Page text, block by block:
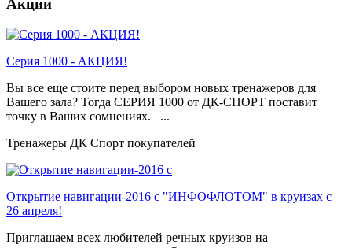
Акции
Серия 1000 - АКЦИЯ!
Вы все еще стоите перед выбором новых тренажеров для
Вашего зала? Тогда СЕРИЯ 1000 от ДК-СПОРТ поставит
точку в Ваших сомнениях. ...
Тренажеры ДК Спорт покупателей
Открытие навигации-2016 с "ИНФОФЛОТОМ" в круизах с
26 апреля!
Приглашаем всех любителей речных круизов на